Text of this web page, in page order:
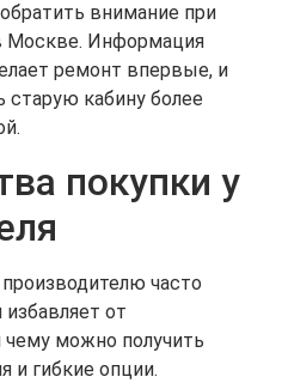
внимание при
Москве. Информация
ремонт впервые, и
старую кабину более
покупки у
часто
от
чему можно получить
и гибкие опции.